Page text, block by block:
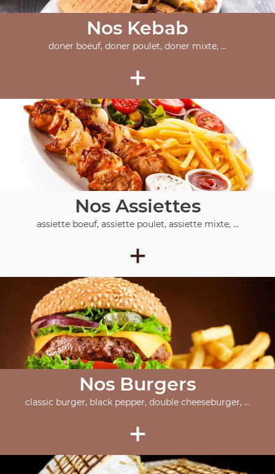
Nos Kebab
doner boeuf, doner poulet, doner mixte, ...
+
Nos Assiettes
assiette boeuf, assiette poulet, assiette mixte, ...
+
Nos Burgers
classic burger, black pepper, double cheeseburger, ...
+